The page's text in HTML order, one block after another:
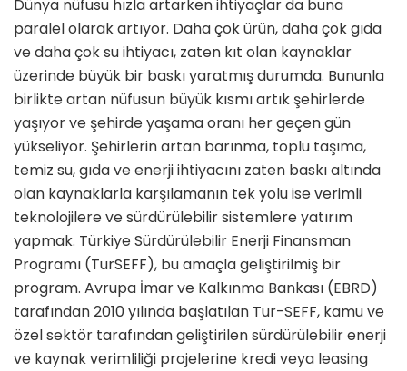
Dünya nüfusu hızla artarken ihtiyaçlar da buna
paralel olarak artıyor. Daha çok ürün, daha çok gıda
ve daha çok su ihtiyacı, zaten kıt olan kaynaklar
üzerinde büyük bir baskı yaratmış durumda. Bununla
birlikte artan nüfusun büyük kısmı artık şehirlerde
yaşıyor ve şehirde yaşama oranı her geçen gün
yükseliyor. Şehirlerin artan barınma, toplu taşıma,
temiz su, gıda ve enerji ihtiyacını zaten baskı altında
olan kaynaklarla karşılamanın tek yolu ise verimli
teknolojilere ve sürdürülebilir sistemlere yatırım
yapmak. Türkiye Sürdürülebilir Enerji Finansman
Programı (TurSEFF), bu amaçla geliştirilmiş bir
program. Avrupa İmar ve Kalkınma Bankası (EBRD)
tarafından 2010 yılında başlatılan Tur-SEFF, kamu ve
özel sektör tarafından geliştirilen sürdürülebilir enerji
ve kaynak verimliliği projelerine kredi veya leasing